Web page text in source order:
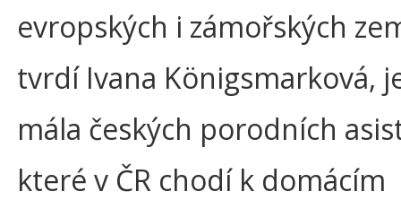
evropských i zámořských
tvrdí Ivana Königsmarková,
mála českých porodních
které v ČR chodí k domácím